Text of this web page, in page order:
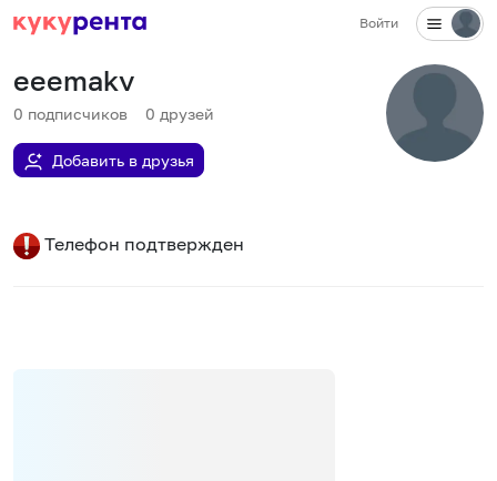
Войти
eeemakv
0 подписчиков 0 друзей
Добавить в друзья
Телефон подтвержден